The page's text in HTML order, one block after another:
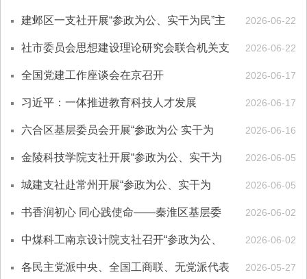
心、...
2026-06-22
建邺区一支社开展“参政为公、实干为民”主
2026-06-22
社市委员会思想建设理论研究会联合机关支
教...
2026-06-17
全国党建工作座谈会在京召开
2026-06-17
习近平：一体推进教育科技人才发展
2026-06-16
六合区基层委员会开展“参政为公 实干为
2026-06-05
金陵科技学院支社开展“参政为公、实干为
民...
2026-06-05
城建支社赴常州开展“参政为公、实干为
2026-06-02
书香润初心 同心践使命——秦淮区基层委
暨“...
2026-06-02
中煤科工南京设计院支社召开“参政为公、
2026-05-27
各民主党派中央、全国工商联、无党派代表